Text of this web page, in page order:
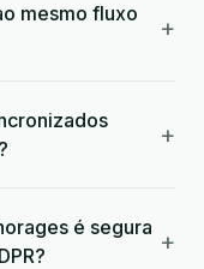
mesmo fluxo
+
+
é segura +